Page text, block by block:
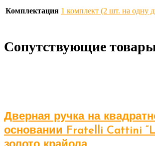
Комплектация 1 комплект (2 шт. на одну
Сопутствующие
Дверная ручка на
основании Fratelli Cattini